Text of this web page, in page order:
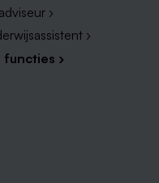
›
›
functies ›